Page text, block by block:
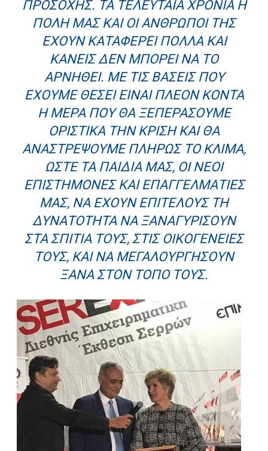
ΠΡΟΣΟΧΉΣ. ΤΑ ΤΕΛΕΥΤΑΊΑ ΧΡΌΝΙΑ Η
ΠΌΛΗ ΜΑΣ ΚΑΙ ΟΙ ΆΝΘΡΩΠΟΙ ΤΗΣ
ΈΧΟΥΝ ΚΑΤΑΦΈΡΕΙ ΠΟΛΛΆ ΚΑΙ
ΚΑΝΕΊΣ ΔΕΝ ΜΠΟΡΕΊ ΝΑ ΤΟ
ΑΡΝΗΘΕΊ. ΜΕ ΤΙΣ ΒΆΣΕΙΣ ΠΟΥ
ΈΧΟΥΜΕ ΘΈΣΕΙ ΕΊΝΑΙ ΠΛΈΟΝ ΚΟΝΤΆ
Η ΜΈΡΑ ΠΟΥ ΘΑ ΞΕΠΕΡΆΣΟΥΜΕ
ΟΡΙΣΤΙΚΆ ΤΗΝ ΚΡΊΣΗ ΚΑΙ ΘΑ
ΑΝΑΣΤΡΈΨΟΥΜΕ ΠΛΉΡΩΣ ΤΟ ΚΛΊΜΑ,
ΏΣΤΕ ΤΑ ΠΑΙΔΙΆ ΜΑΣ, ΟΙ ΝΈΟΙ
ΕΠΙΣΤΉΜΟΝΕΣ ΚΑΙ ΕΠΑΓΓΕΛΜΑΤΊΕΣ
ΜΑΣ, ΝΑ ΈΧΟΥΝ ΕΠΙΤΈΛΟΥΣ ΤΗ
ΔΥΝΑΤΌΤΗΤΑ ΝΑ ΞΑΝΑΓΥΡΊΣΟΥΝ
ΣΤΑ ΣΠΊΤΙΑ ΤΟΥΣ, ΣΤΙΣ ΟΙΚΟΓΈΝΕΙΈΣ
ΤΟΥΣ, ΚΑΙ ΝΑ ΜΕΓΑΛΟΥΡΓΉΣΟΥΝ
ΞΑΝΆ ΣΤΟΝ ΤΌΠΟ ΤΟΥΣ.